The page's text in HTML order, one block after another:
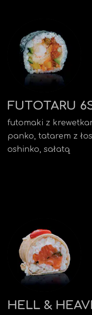
FUTOTARU
futomaki z
panko, tatarem z
oshinko, sałatą
HELL &